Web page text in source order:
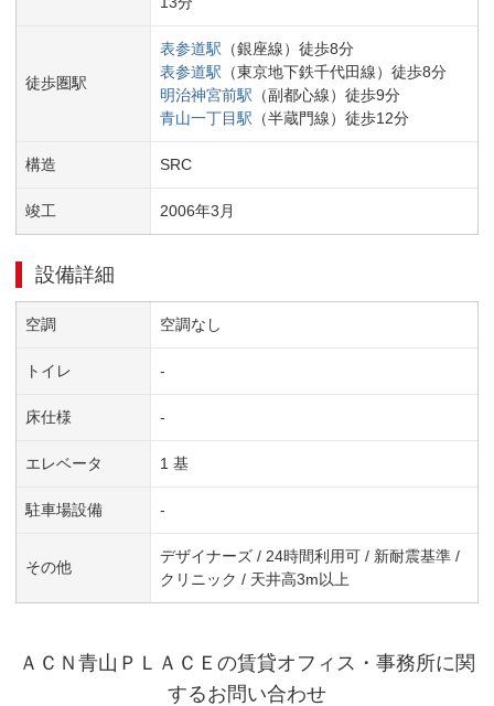
徒歩圏駅
表参道駅 （銀座線） 徒歩8分
表参道駅 （東京地下鉄千代田線） 徒歩8分
明治神宮前駅 （副都心線） 徒歩9分
青山一丁目駅 （半蔵門線） 徒歩12分
構造 SRC
竣工 2006年3 月
設備詳細
空調 空調なし
トイレ -
床仕様 -
エレベータ 1 基
駐車場設備 -
その他
デザイナーズ / 24時間利用可 / 新耐震基準 /
クリニック / 天井高3m以上
ＡＣＮ青山ＰＬＡＣＥ の賃貸オフィス・事務所に関
するお問い合わせ